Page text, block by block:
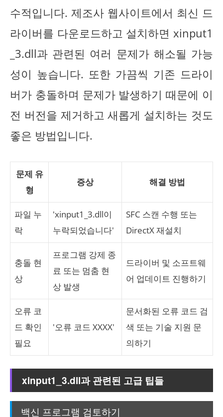
수적입니다. 제조사 웹사이트에서 최신 드
라이버를 다운로드하고 설치하면 xinput1
_3.dll과 관련된 여러 문제가 해소될 가능
성이 높습니다. 또한 가끔씩 기존 드라이
버가 충돌하며 문제가 발생하기 때문에 이
전 버전을 제거하고 새롭게 설치하는 것도
좋은 방법입니다.
문제 유
형
증상 해결 방법
파일 누
락
'xinput1_3.dll이
누락되었습니다'
SFC 스캔 수행 또는
DirectX 재설치
충돌 현
상
프로그램 강제 종
료 또는 멈춤 현
상 발생
드라이버 및 소프트웨
어 업데이트 진행하기
오류 코
드 확인
필요
'오류 코드 XXXX'
문서화된 오류 코드 검
색 또는 기술 지원 문
의하기
xinput1_3.dll과 관련된 고급 팁들
백신 프로그램 검토하기